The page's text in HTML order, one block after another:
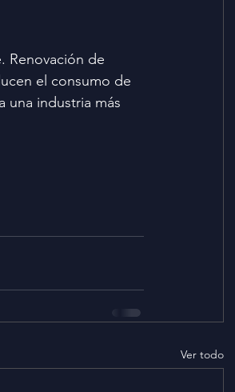
Renovación de
el consumo de
una industria más
Ver todo